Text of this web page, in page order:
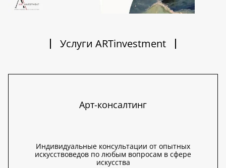
Услуги ARTinvestment
Арт-консалтинг
Индивидуальные консультации от опытных
искусствоведов по любым вопросам в сфере
искусства